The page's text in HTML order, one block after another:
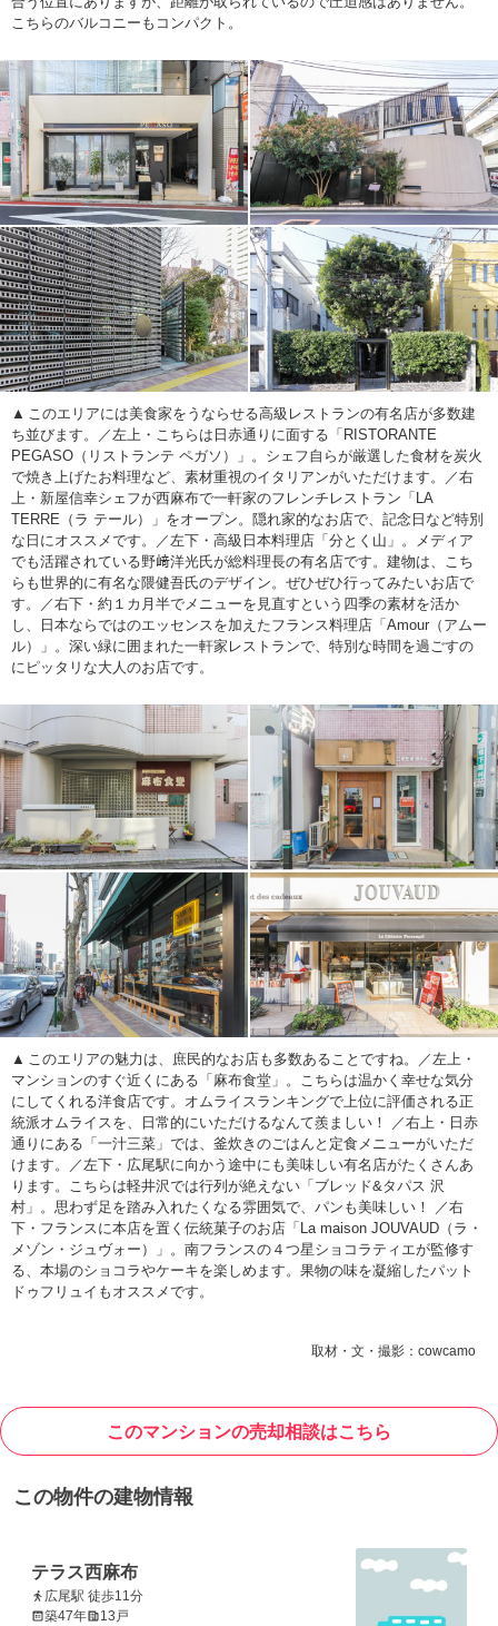
こちらのバルコニーもコンパクト。
このエリアには美食家をうならせる高級レストランの有名店が多数建
ち並びます。／左上・こちらは日赤通りに面する「RISTORANTE
PEGASO（リストランテ ペガソ）」。シェフ自らが厳選した食材を炭火
で焼き上げたお料理など、素材重視のイタリアンがいただけます。／右
上・新屋信幸シェフが西麻布で一軒家のフレンチレストラン「LA
TERRE（ラ テール）」をオープン。隠れ家的なお店で、記念日など特別
な日にオススメです。／左下・高級日本料理店「分とく山」。メディア
でも活躍されている野﨑洋光氏が総料理長の有名店です。建物は、こち
らも世界的に有名な隈健吾氏のデザイン。ぜひぜひ行ってみたいお店で
す。／右下・約１カ月半でメニューを見直すという四季の素材を活か
し、日本ならではのエッセンスを加えたフランス料理店「Amour（アムー
ル）」。深い緑に囲まれた一軒家レストランで、特別な時間を過ごすの
にピッタリな大人のお店です。
このエリアの魅力は、庶民的なお店も多数あることですね。／左上・
マンションのすぐ近くにある「麻布食堂」。こちらは温かく幸せな気分
にしてくれる洋食店です。オムライスランキングで上位に評価される正
統派オムライスを、日常的にいただけるなんて羨ましい！ ／右上・日赤
通りにある「一汁三菜」では、釜炊きのごはんと定食メニューがいただ
けます。／左下・広尾駅に向かう途中にも美味しい有名店がたくさんあ
ります。こちらは軽井沢では行列が絶えない「ブレッド&タパス 沢
村」。思わず足を踏み入れたくなる雰囲気で、パンも美味しい！ ／右
下・フランスに本店を置く伝統菓子のお店「La maison JOUVAUD（ラ・
メゾン・ジュヴォー）」。南フランスの４つ星ショコラティエが監修す
る、本場のショコラやケーキを楽しめます。果物の味を凝縮したパット
ドゥフリュイもオススメです。
取材・文・撮影：cowcamo
このマンションの売却相談はこちら
この物件の建物情報
テラス西麻布
広尾駅 徒歩11分
築47年
13戸